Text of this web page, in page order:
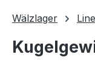
Wälzlager